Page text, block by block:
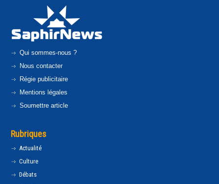
Qui sommes-nous ?
Nous contacter
Régie publicitaire
Mentions légales
Soumettre article
Rubriques
Actualité
Culture
Débats